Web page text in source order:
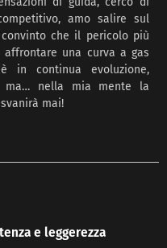
amo salire sul
che il pericolo più
una curva a gas
in continua evoluzione,
ma… nella mia mente la
mai!
e leggerezza